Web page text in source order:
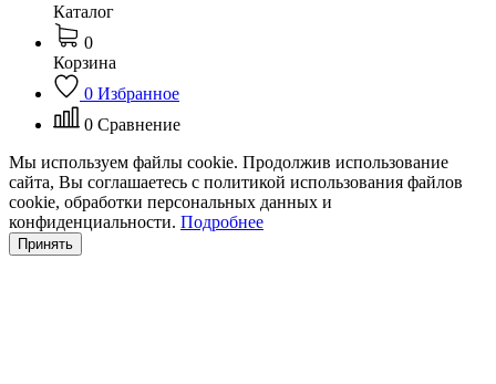
Каталог
0
Корзина
0 Избранное
0 Сравнение
Мы используем файлы cookie. Продолжив использование
сайта, Вы соглашаетесь с политикой использования файлов
cookie, обработки персональных данных и
конфиденциальности. Подробнее
Принять